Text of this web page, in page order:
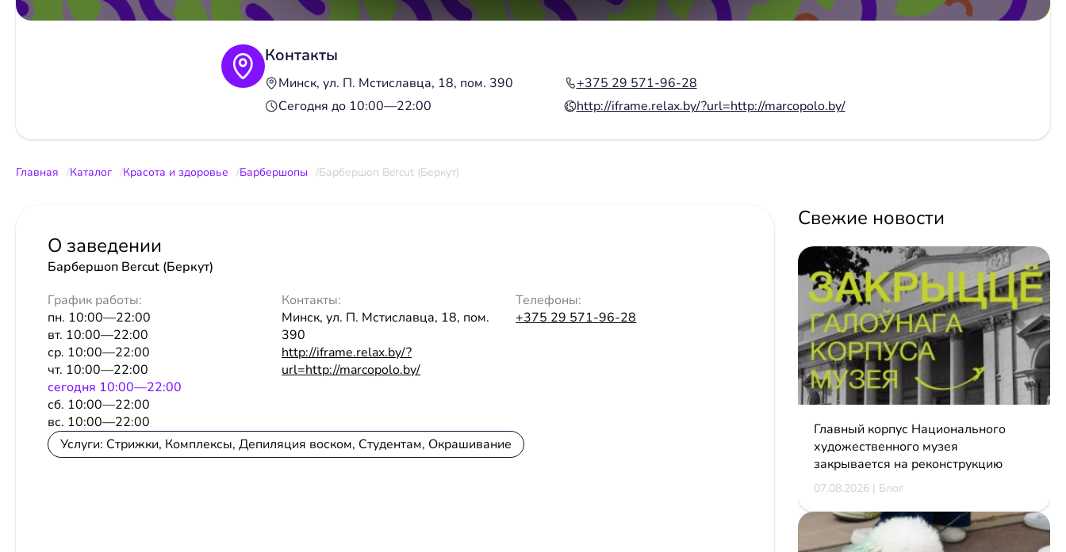
Контакты
Минск, ул. П. Мстиславца, 18, пом. 390
+375 29 571-96-28
Сегодня до 10:00—22:00
http://iframe.relax.by/?url=http://marcopolo.by/
Главная Каталог Красота и здоровье Барбершопы Барбершоп Bercut (Беркут)
О заведении
Барбершоп Bercut (Беркут)
График работы:
пн. 10:00—22:00
вт. 10:00—22:00
ср. 10:00—22:00
чт. 10:00—22:00
сeгодня 10:00—22:00
сб. 10:00—22:00
вс. 10:00—22:00
Контакты:
Минск, ул. П. Мстиславца, 18, пом.
390
http://iframe.relax.by/?
url=http://marcopolo.by/
Телефоны:
+375 29 571-96-28
Услуги: Стрижки, Комплексы, Депиляция воском, Студентам, Окрашивание
Свежие новости
Главный корпус Национального
художественного музея
закрывается на реконструкцию
07.08.2026 | Блог